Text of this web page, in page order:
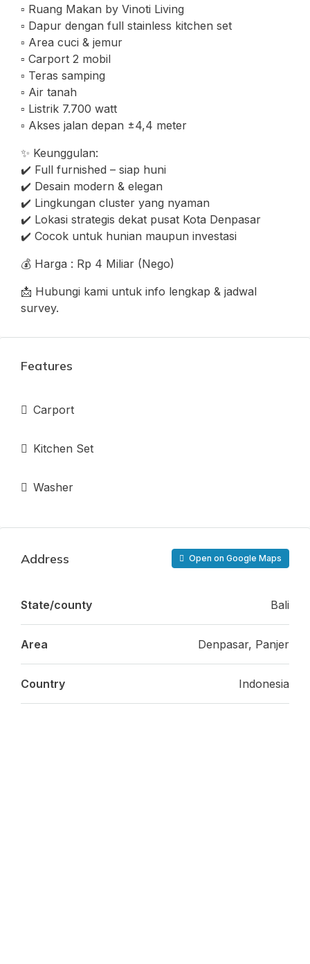
▫️ Ruang Makan by Vinoti Living
▫️ Dapur dengan full stainless kitchen set
▫️ Area cuci & jemur
▫️ Carport 2 mobil
▫️ Teras samping
▫️ Air tanah
▫️ Listrik 7.700 watt
▫️ Akses jalan depan ±4,4 meter
✨ Keunggulan:
✔️ Full furnished – siap huni
✔️ Desain modern & elegan
✔️ Lingkungan cluster yang nyaman
✔️ Lokasi strategis dekat pusat Kota Denpasar
✔️ Cocok untuk hunian maupun investasi
💰 Harga : Rp 4 Miliar (Nego)
📩 Hubungi kami untuk info lengkap & jadwal
survey.
Features
Carport
Kitchen Set
Washer
Address Open on Google Maps
State/county Bali
Area Denpasar, Panjer
Country Indonesia